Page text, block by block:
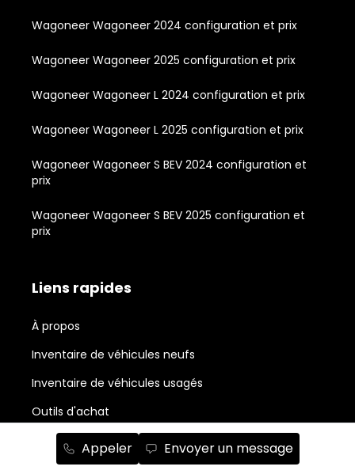
Appeler Envoyer un message
Wagoneer Wagoneer 2024 configuration et prix
Wagoneer Wagoneer 2025 configuration et prix
Wagoneer Wagoneer L 2024 configuration et prix
Wagoneer Wagoneer L 2025 configuration et prix
Wagoneer Wagoneer S BEV 2024 configuration et
prix
Wagoneer Wagoneer S BEV 2025 configuration et
prix
Liens rapides
À propos
Inventaire de véhicules neufs
Inventaire de véhicules usagés
Outils d'achat
Propriétaires
Nouvelles et actualité